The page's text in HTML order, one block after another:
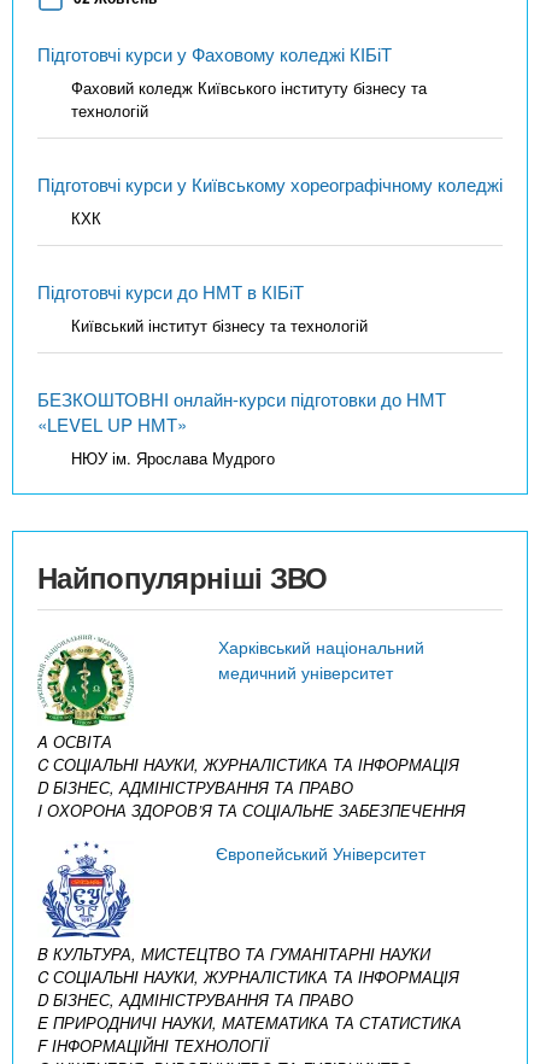
Підготовчі курси у Фаховому коледжі КІБіТ
Фаховий коледж Київського інституту бізнесу та
технологій
Підготовчі курси у Київському хореографічному коледжі
КХК
Підготовчі курси до НМТ в КІБіТ
Київський інститут бізнесу та технологій
БЕЗКОШТОВНІ онлайн-курси підготовки до НМТ
«LEVEL UP НМТ»
НЮУ ім. Ярослава Мудрого
Найпопулярніші ЗВО
Харківський національний
медичний університет
A ОСВІТА
C СОЦІАЛЬНІ НАУКИ, ЖУРНАЛІСТИКА ТА ІНФОРМАЦІЯ
D БІЗНЕС, АДМІНІСТРУВАННЯ ТА ПРАВО
I ОХОРОНА ЗДОРОВ’Я ТА СОЦІАЛЬНЕ ЗАБЕЗПЕЧЕННЯ
Європейський Університет
B КУЛЬТУРА, МИСТЕЦТВО ТА ГУМАНІТАРНІ НАУКИ
C СОЦІАЛЬНІ НАУКИ, ЖУРНАЛІСТИКА ТА ІНФОРМАЦІЯ
D БІЗНЕС, АДМІНІСТРУВАННЯ ТА ПРАВО
E ПРИРОДНИЧІ НАУКИ, МАТЕМАТИКА ТА СТАТИСТИКА
F ІНФОРМАЦІЙНІ ТЕХНОЛОГІЇ